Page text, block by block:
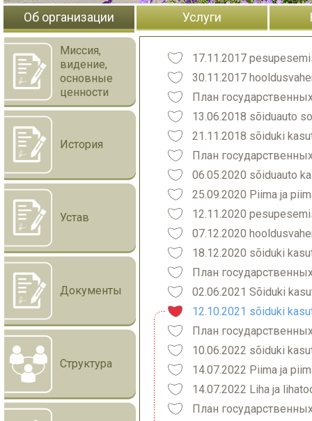
Об организации Услуги
Миссия,
видение,
основные
ценности
История
Устав
Документы
Структура
17.11.2017
30.11.2017
План
13.06.2018 sõiduauto
21.11.2018 sõiduki
План
06.05.2020 sõiduauto
25.09.2020 Piima ja
12.11.2020
07.12.2020
18.12.2020 sõiduki
План
02.06.2021 Sõiduki
12.10.2021 sõiduki
План
10.06.2022 sõiduki
14.07.2022 Piima ja
14.07.2022 Liha ja
План